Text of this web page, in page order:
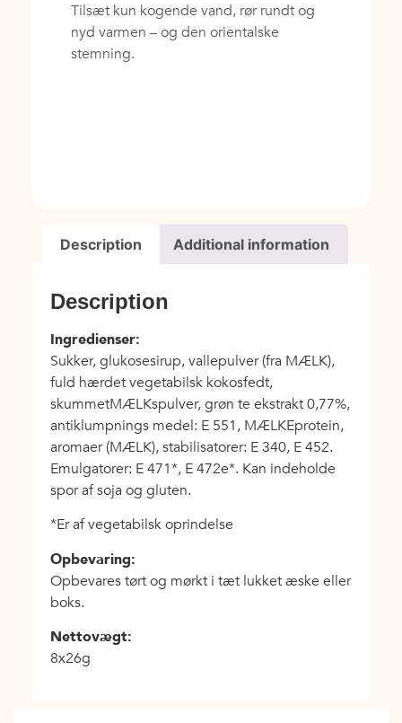
Tilsæt kun kogende vand, rør rundt og
nyd varmen – og den orientalske
stemning.
Description Additional information
Description
Ingredienser:
Sukker, glukosesirup, vallepulver (fra MÆLK),
fuld hærdet vegetabilsk kokosfedt,
skummetMÆLKspulver, grøn te ekstrakt 0,77%,
antiklumpnings medel: E 551, MÆLKEprotein,
aromaer (MÆLK), stabilisatorer: E 340, E 452.
Emulgatorer: E 471*, E 472e*. Kan indeholde
spor af soja og gluten.
*Er af vegetabilsk oprindelse
Opbevaring:
Opbevares tørt og mørkt i tæt lukket æske eller
boks.
Nettovægt:
8x26g